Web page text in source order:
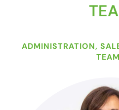
ADMINISTRATION,